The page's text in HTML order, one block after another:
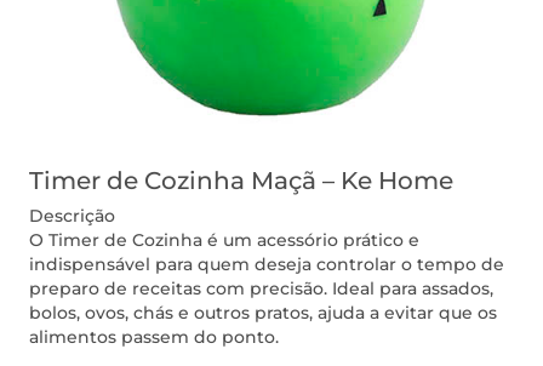
Timer de Cozinha Maçã – Ke Home
Descrição
O Timer de Cozinha é um acessório prático e
indispensável para quem deseja controlar o tempo de
preparo de receitas com precisão. Ideal para assados,
bolos, ovos, chás e outros pratos, ajuda a evitar que os
alimentos passem do ponto.